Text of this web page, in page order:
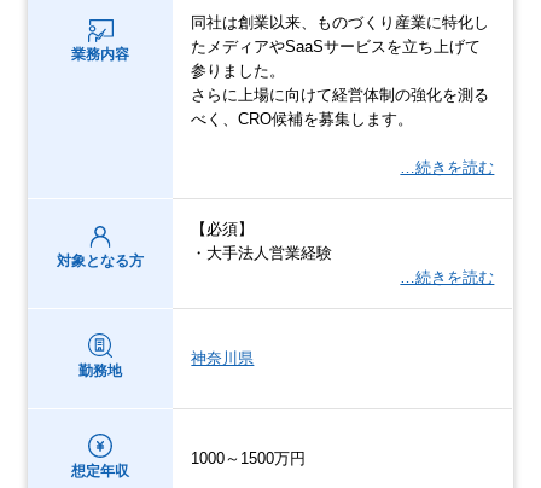
業務内容
同社は創業以来、ものづくり産業に特化し
たメディアやSaaSサービスを立ち上げて
参りました。
さらに上場に向けて経営体制の強化を測る
べく、CRO候補を募集します。
…続きを読む
対象となる方
【必須】
・大手法人営業経験
…続きを読む
勤務地
神奈川県
想定年収
1000～1500万円